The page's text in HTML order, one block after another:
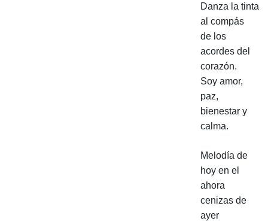
Danza la tinta
al compás
de los
acordes del
corazón.
Soy amor,
paz,
bienestar y
calma.
Melodía de
hoy en el
ahora
cenizas de
ayer